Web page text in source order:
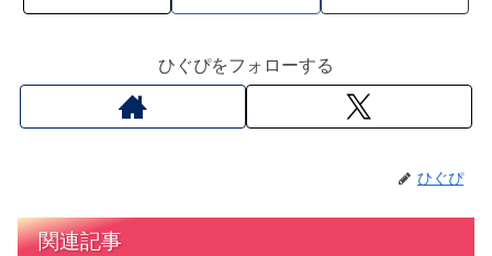
ひぐぴをフォローする
ひぐぴ
関連記事